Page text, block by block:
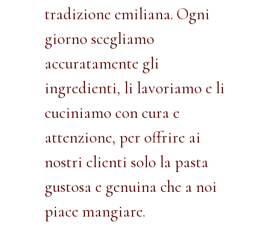
tradizione emiliana. Ogni
giorno scegliamo
accuratamente gli
ingredienti, li lavoriamo e li
cuciniamo con cura e
attenzione, per offrire ai
nostri clienti solo la pasta
gustosa e genuina che a noi
piace mangiare.